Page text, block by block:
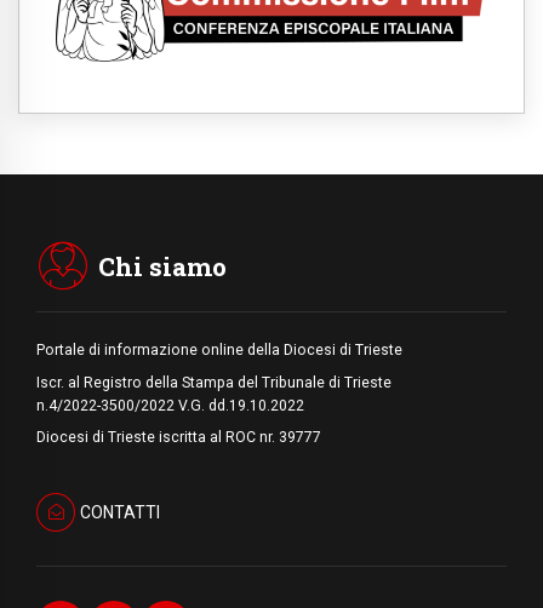
Indonesia, un dollaro per la costruzione di
219 Chiese
Chi siamo
Portale di informazione online della Diocesi di Trieste
Iscr. al Registro della Stampa del Tribunale di Trieste
n.4/2022-3500/2022 V.G. dd.19.10.2022
Diocesi di Trieste iscritta al ROC nr. 39777
CONTATTI